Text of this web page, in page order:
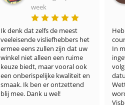
week
Hebben alle vis, ook minder
courante.
In mijn geval werd dure
ingevroren vis bezorgd waar
volgens het etiket de THT
datum was verstreken.
Wettelijk mag dit verkocht
worden.
Zou
zal